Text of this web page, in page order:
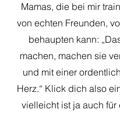
Mamas, die bei mir
von echten Freunden,
behaupten kann:
machen, machen sie
und mit einer
Herz.“ Klick dich also
vielleicht ist ja auch für